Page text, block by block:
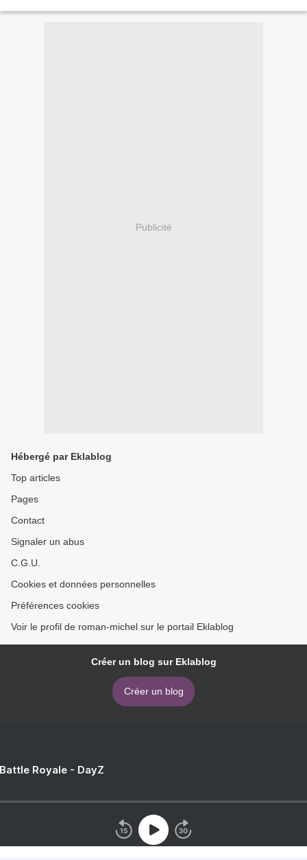
Publicité
Hébergé par Eklablog
Top articles
Pages
Contact
Signaler un abus
C.G.U.
Cookies et données personnelles
Préférences cookies
Voir le profil de roman-michel sur le portail Eklablog
Créer un blog sur Eklablog
Créer un blog
Royale - DayZ